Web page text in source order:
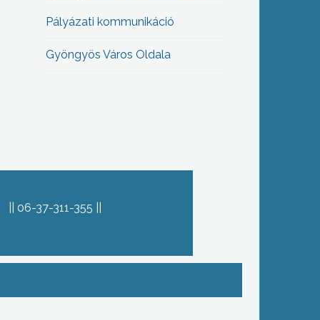
Pályázati kommunikáció
Gyöngyös Város Oldala
06-37-311-355